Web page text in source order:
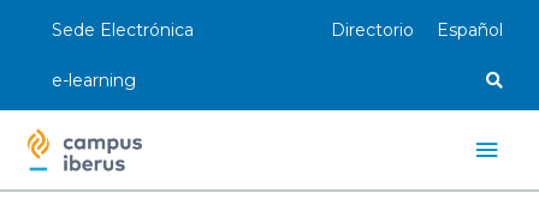
Sede Electrónica
e-learning
Directorio Español